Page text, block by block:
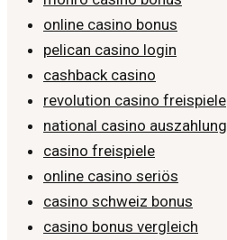
online casino bonus
pelican casino login
cashback casino
revolution casino freispiele
national casino auszahlung
casino freispiele
online casino seriös
casino schweiz bonus
casino bonus vergleich